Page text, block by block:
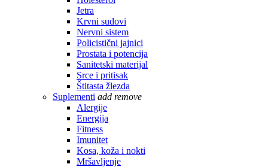
Jetra
Krvni sudovi
Nervni sistem
Policistični jajnici
Prostata i potencija
Sanitetski materijal
Srce i pritisak
Štitasta žlezda
Suplementi add remove
Alergije
Energija
Fitness
Imunitet
Kosa, koža i nokti
Mršavljenje